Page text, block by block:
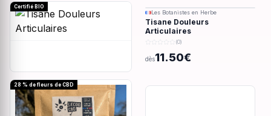
Certifié BIO
Les Botanistes en Herbe
Tisane Douleurs
Articulaires
(0)
dès11.50€
28 % de fleurs de CBD